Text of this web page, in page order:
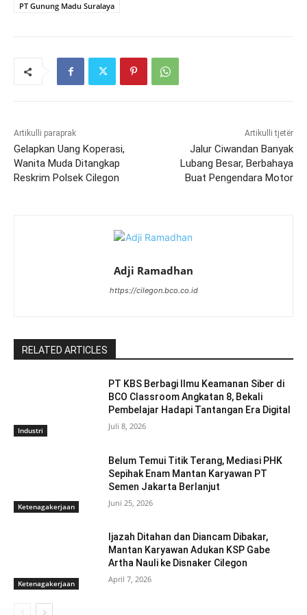
PT Gunung Madu Suralaya
Artikulli paraprak
Gelapkan Uang Koperasi,
Wanita Muda Ditangkap
Reskrim Polsek Cilegon
Artikulli tjetër
Jalur Ciwandan Banyak
Lubang Besar, Berbahaya
Buat Pengendara Motor
Adji Ramadhan
https://cilegon.bco.co.id
RELATED ARTICLES
Industri
PT KBS Berbagi Ilmu Keamanan Siber di
BCO Classroom Angkatan 8, Bekali
Pembelajar Hadapi Tantangan Era Digital
Juli 8, 2026
Ketenagakerjaan
Belum Temui Titik Terang, Mediasi PHK
Sepihak Enam Mantan Karyawan PT
Semen Jakarta Berlanjut
Juni 25, 2026
Ketenagakerjaan
Ijazah Ditahan dan Diancam Dibakar,
Mantan Karyawan Adukan KSP Gabe
Artha Nauli ke Disnaker Cilegon
April 7, 2026